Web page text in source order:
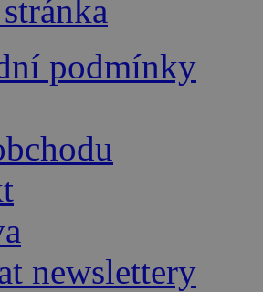
podmínky
newslettery